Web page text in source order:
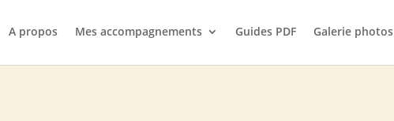
A propos Mes accompagnements Guides PDF Galerie photos